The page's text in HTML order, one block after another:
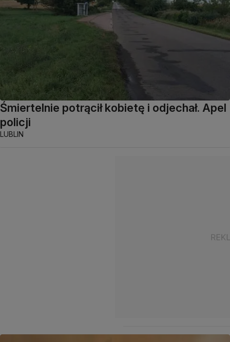
Śmiertelnie potrącił kobietę i odjechał. Apel
policji
LUBLIN